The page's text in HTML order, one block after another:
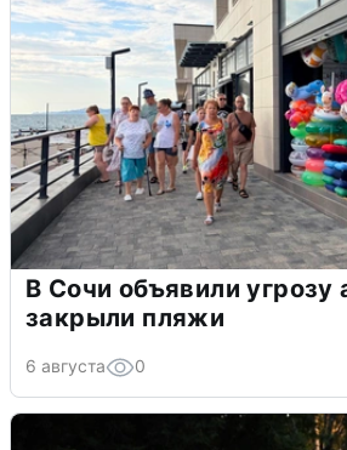
В Сочи объявили угрозу
закрыли пляжи
6 августа 0